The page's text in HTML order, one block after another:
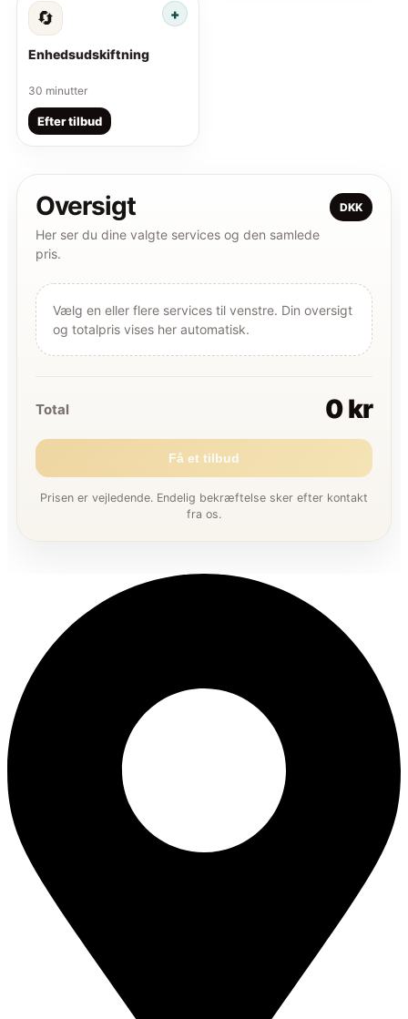
🔄
Enhedsudskiftning
30 minutter
Efter tilbud
Oversigt
Her ser du dine valgte services og den samlede
pris.
DKK
Vælg en eller flere services til venstre. Din oversigt
og totalpris vises her automatisk.
Total 0 kr
Få et tilbud
Prisen er vejledende. Endelig bekræftelse sker efter kontakt
fra os.